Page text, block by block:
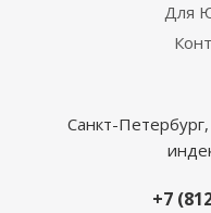
Для
Санкт-
+7